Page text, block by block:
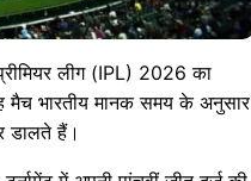
लीग (IPL) 2026 का
मैच भारतीय मानक समय के अनुसार
डालते हैं।